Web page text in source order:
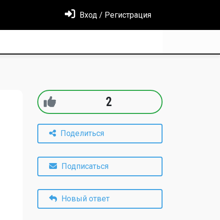
Вход / Регистрация
2
Поделиться
Подписаться
Новый ответ